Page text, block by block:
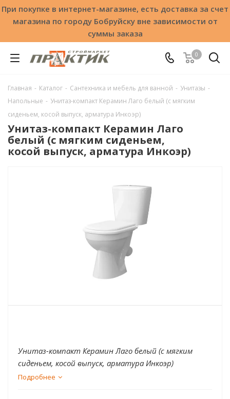
При покупке в интернет-магазине, есть доставка за счет
магазина по городу Бобруйску вне зависимости от
суммы заказа
0
Главная - Каталог - Сантехника и мебель для ванной - Унитазы -
Напольные - Унитаз-компакт Керамин Лаго белый (с мягким
сиденьем, косой выпуск, арматура Инкоэр)
Унитаз-компакт Керамин Лаго
белый (с мягким сиденьем,
косой выпуск, арматура Инкоэр)
Унитаз-компакт Керамин Лаго белый (с мягким
сиденьем, косой выпуск, арматура Инкоэр)
Подробнее